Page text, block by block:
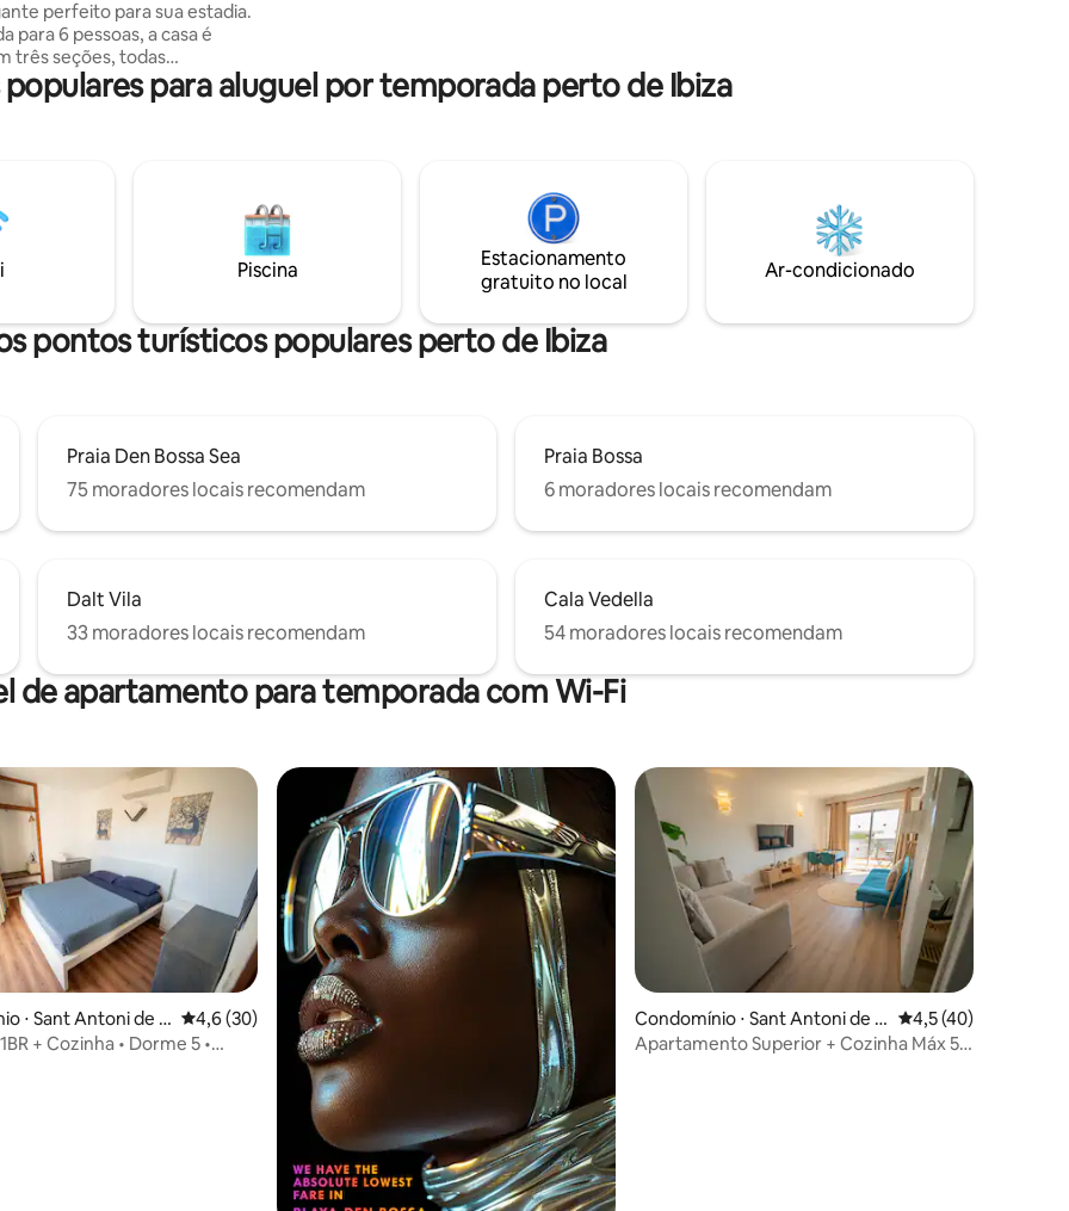
perfeito para sua estadia.
para 6 pessoas, a casa é
três seções, todas
ao jardim. Cada quarto tem
banheiro privativo, e você
de filtragem de alta
Você também encontrará um
boas-vindas com petiscos e
de espumante.
para aluguel por temporada perto de Ibiza
Piscina
Estacionamento
gratuito no local
Ar-condicionado
pontos turísticos populares perto de Ibiza
Praia Den Bossa Sea
75 moradores locais recomendam
Praia Bossa
6 moradores locais recomendam
Dalt Vila
33 moradores locais recomendam
Cala Vedella
54 moradores locais recomendam
de apartamento para temporada com Wi-Fi
de 5, 12 avaliações
⋅ Sant Antoni de P 4,6 de uma avaliação média de 5, 30 avaliações
4,6 (30)
+ Cozinha • Dorme 5 •
Condomínio ⋅ Sant Antoni de P
ortmany
4,5 de uma
4,5 (40)
Apartamento Superior + Cozinha Máx 5